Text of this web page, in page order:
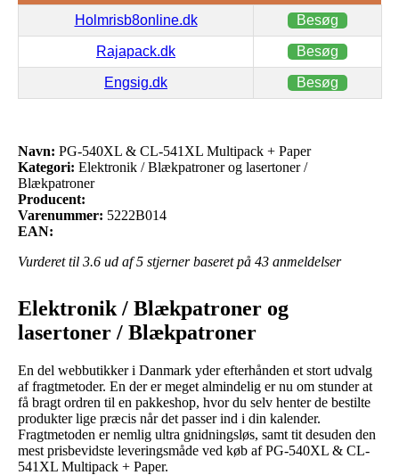
Holmrisb8online.dk Besøg
Rajapack.dk Besøg
Engsig.dk Besøg
Navn: PG-540XL & CL-541XL Multipack + Paper
Kategori: Elektronik / Blækpatroner og lasertoner /
Blækpatroner
Producent:
Varenummer: 5222B014
EAN:
Vurderet til 3.6 ud af 5 stjerner baseret på 43 anmeldelser
Elektronik / Blækpatroner og
lasertoner / Blækpatroner
En del webbutikker i Danmark yder efterhånden et stort udvalg
af fragtmetoder. En der er meget almindelig er nu om stunder at
få bragt ordren til en pakkeshop, hvor du selv henter de bestilte
produkter lige præcis når det passer ind i din kalender.
Fragtmetoden er nemlig ultra gnidningsløs, samt tit desuden den
mest prisbevidste leveringsmåde ved køb af PG-540XL & CL-
541XL Multipack + Paper.